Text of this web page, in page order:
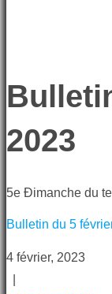
2023
5e Ðimanche du
Bulletin du 5
4 février, 2023